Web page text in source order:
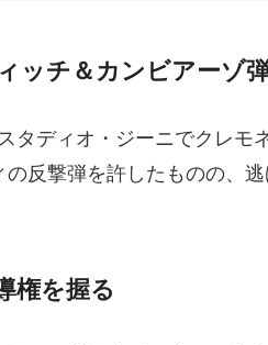
チ＆カンビアーゾ
ディオ・ジーニでクレ
反撃弾を許したものの、
権を握る